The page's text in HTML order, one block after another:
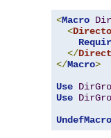
<Macro
<
</
</Macro>
Use
Use
UndefMacro